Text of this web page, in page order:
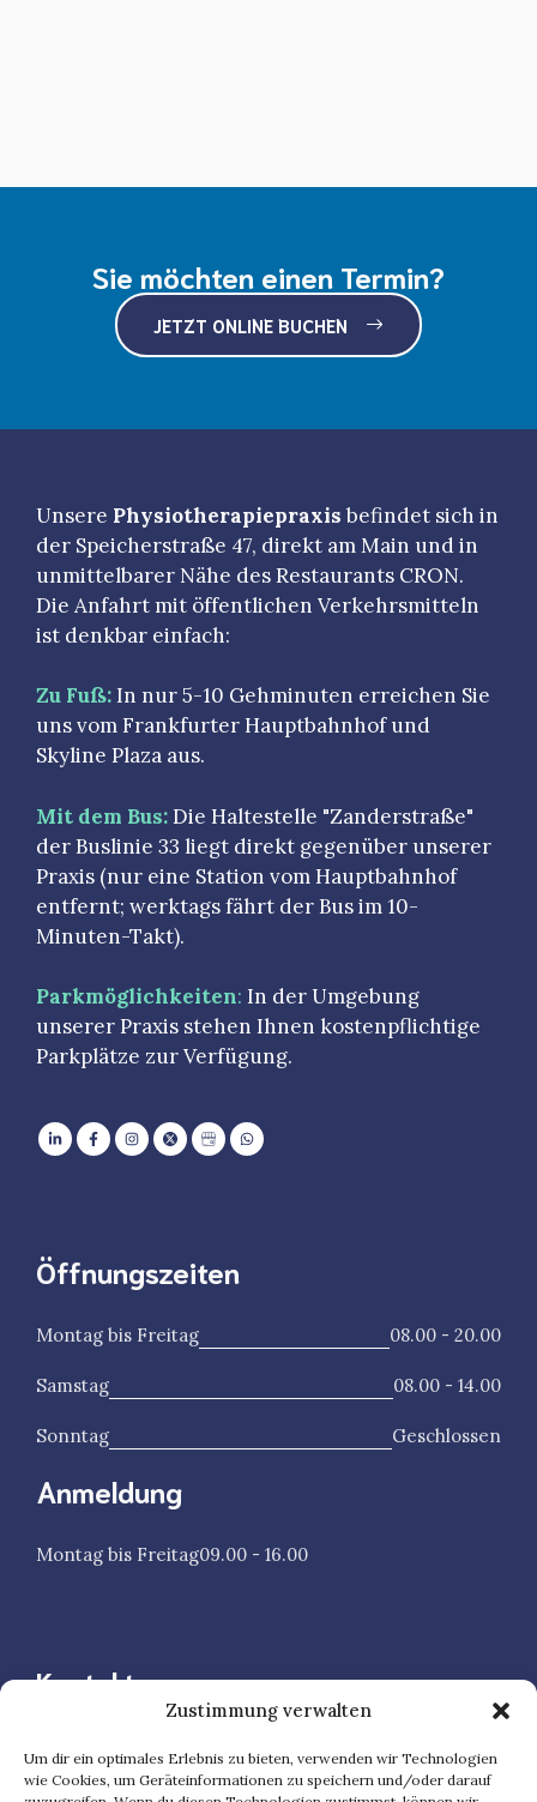
Zustimmung verwalten
Um dir ein optimales Erlebnis zu bieten, verwenden wir Technologien
wie Cookies, um Geräteinformationen zu speichern und/oder darauf
Sie möchten einen Termin?
JETZT ONLINE BUCHEN
Unsere Physiotherapiepraxis befindet sich in
der Speicherstraße 47, direkt am Main und in
unmittelbarer Nähe des Restaurants CRON.
Die Anfahrt mit öffentlichen Verkehrsmitteln
ist denkbar einfach:
Zu Fuß:In nur 5-10 Gehminuten erreichen Sie
uns vom Frankfurter Hauptbahnhof und
Skyline Plaza aus.
Mit dem Bus:Die Haltestelle "Zanderstraße"
der Buslinie 33 liegt direkt gegenüber unserer
Praxis (nur eine Station vom Hauptbahnhof
entfernt; werktags fährt der Bus im 10-
Minuten-Takt).
Parkmöglichkeiten: In der Umgebung
unserer Praxis stehen Ihnen kostenpflichtige
Parkplätze zur Verfügung.
Öffnungszeiten
Montag bis Freitag 08.00 - 20.00
Samstag 08.00 - 14.00
Sonntag Geschlossen
Anmeldung
Montag bis Freitag09.00 - 16.00
Kontakt